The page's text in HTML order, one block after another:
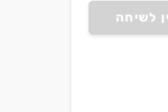
לשיחה